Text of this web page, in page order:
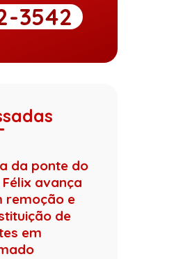
3542
da ponte do
avança
remoção e
de
em